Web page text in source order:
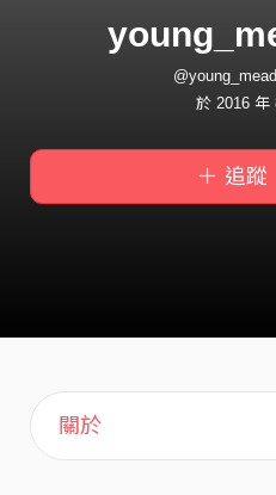
於 2016 年
＋ 追蹤
主頁
喜歡
關於